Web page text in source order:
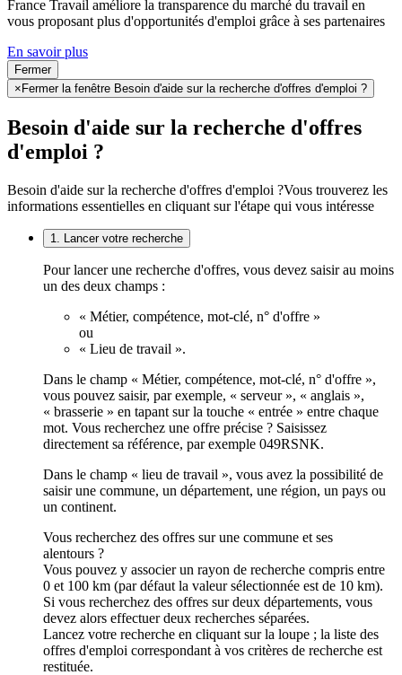
France Travail améliore la transparence du marché du travail en
vous proposant plus d'opportunités d'emploi grâce à ses partenaires
En savoir plus
Fermer
× Fermer la fenêtre Besoin d'aide sur la recherche d'offres d'emploi ?
Besoin d'aide sur la recherche d'offres
d'emploi ?
Besoin d'aide sur la recherche d'offres d'emploi ?Vous trouverez les
informations essentielles en cliquant sur l'étape qui vous intéresse
1. Lancer votre recherche
Pour lancer une recherche d'offres, vous devez saisir au moins
un des deux champs :
« Métier, compétence, mot-clé, n° d'offre »
ou
« Lieu de travail ».
Dans le champ « Métier, compétence, mot-clé, n° d'offre »,
vous pouvez saisir, par exemple, « serveur », « anglais »,
« brasserie » en tapant sur la touche « entrée » entre chaque
mot. Vous recherchez une offre précise ? Saisissez
directement sa référence, par exemple 049RSNK.
Dans le champ « lieu de travail », vous avez la possibilité de
saisir une commune, un département, une région, un pays ou
un continent.
Vous recherchez des offres sur une commune et ses
alentours ?
Vous pouvez y associer un rayon de recherche compris entre
0 et 100 km (par défaut la valeur sélectionnée est de 10 km).
Si vous recherchez des offres sur deux départements, vous
devez alors effectuer deux recherches séparées.
Lancez votre recherche en cliquant sur la loupe ; la liste des
offres d'emploi correspondant à vos critères de recherche est
restituée.